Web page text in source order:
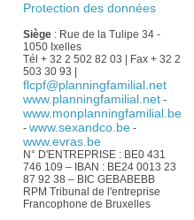
Protection des données
Siège: Rue de la Tulipe 34 -
1050 Ixelles
Tél + 32 2 502 82 03 | Fax + 32 2
503 30 93 |
flcpf@planningfamilial.net
www.planningfamilial.net-
www.monplanningfamilial.be
- www.sexandco.be-
www.evras.be
N° D'ENTREPRISE : BE0 431
746 109 – IBAN : BE24 0013 23
87 92 38 – BIC GEBABEBB
RPM Tribunal de l'entreprise
Francophone de Bruxelles